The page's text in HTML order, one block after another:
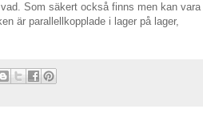
Som säkert också finns men kan vara
är parallellkopplade i lager på lager,